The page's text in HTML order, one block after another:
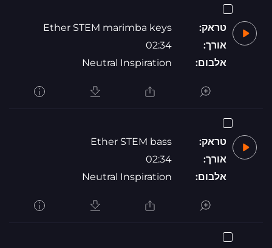
טראק:
Ether STEM marimba keys
אורך:
02:34
אלבום:
Neutral Inspiration
טראק:
Ether STEM bass
אורך:
02:34
אלבום:
Neutral Inspiration